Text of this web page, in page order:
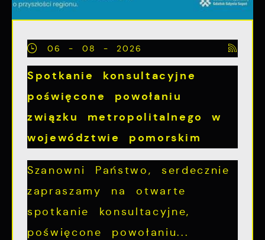
06 - 08 - 2026
Spotkanie konsultacyjne
poświęcone powołaniu
związku metropolitalnego w
województwie pomorskim
Szanowni Państwo, serdecznie
zapraszamy na otwarte
spotkanie konsultacyjne,
poświęcone powołaniu...